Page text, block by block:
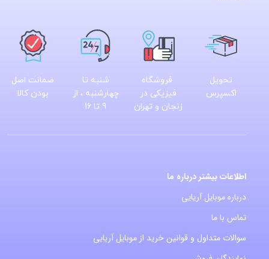
تحویل
اکسپرس
فروشگاه
فیزیکی در
زنجان و تهران
شنبه تا
چهارشنبه ، از
9 تا 16
ضمانت اصل
بودن کالا
اطلاعات بیشتر درباره ما
درباره موبایل آریایی
تماس با ما
سوالات متداول و قوانین خرید از موبایل آریایی